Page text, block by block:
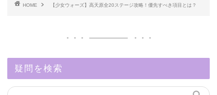
HOME 【少女ウォーズ】高天原全20ステージ攻略！優先すべき項目とは？
疑問を検索